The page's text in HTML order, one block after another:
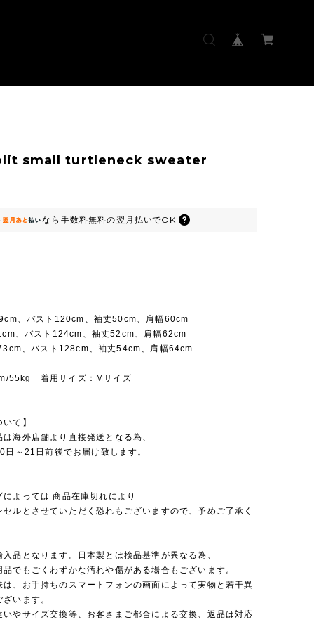
small turtleneck sweater
なら 手数料無料の翌月払いでOK
、バスト120cm、袖丈50cm、肩幅60cm
、バスト124cm、袖丈52cm、肩幅62cm
、バスト128cm、袖丈54cm、肩幅64cm
55kg 着用サイズ：Mサイズ
て】
海外店舗より直接発送となる為、
日～21日前後でお届け致します。
によっては 商品在庫切れにより
ルとさせていただく恐れもございますので、予めご了承く
入品となります。日本製とは検品基準が異なる為、
でもごくわずかな汚れや傷がある場合もございます。
は、お手持ちのスマートフォンの画面によって実物と若干異
います。
いやサイズ交換等、お客さまご都合による交換、返品は対応